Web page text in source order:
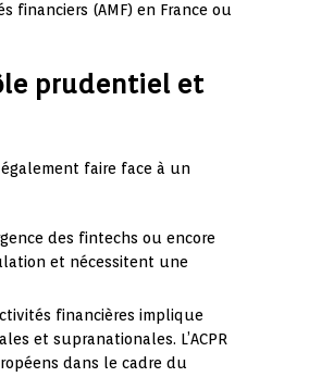
financiers (AMF) en France ou
prudentiel et
faire face à un
des fintechs ou encore
et nécessitent une
financières implique
et supranationales. L’ACPR
dans le cadre du